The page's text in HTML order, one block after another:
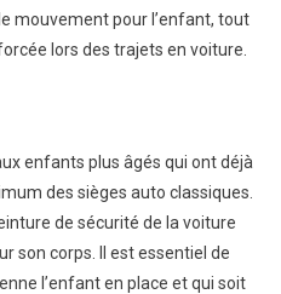
mouvement pour l’enfant, tout
lors des trajets en voiture.
enfants plus âgés qui ont déjà
des sièges auto classiques.
de sécurité de la voiture
son corps. Il est essentiel de
l’enfant en place et qui soit